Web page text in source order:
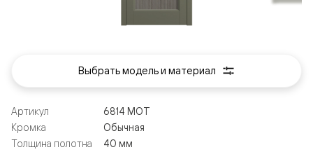
Артикул
6814 МОТ
Кромка
Обычная
Толщина полотна
40 мм
Выбрать модель и материал